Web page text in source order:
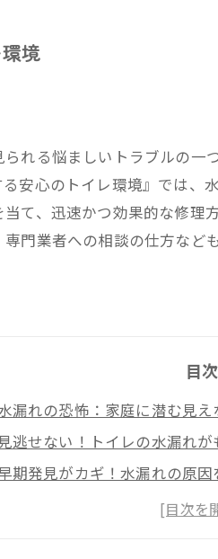
境
れる悩ましいトラブルの
安心のトイレ環境』では
て、迅速かつ効果的な修
門業者への相談の仕方な
目次
漏れの恐怖：家庭に潜む見え
逃せない！トイレの水漏れ
期発見がカギ！水漏れの原因
安心を取り戻すための効果的な